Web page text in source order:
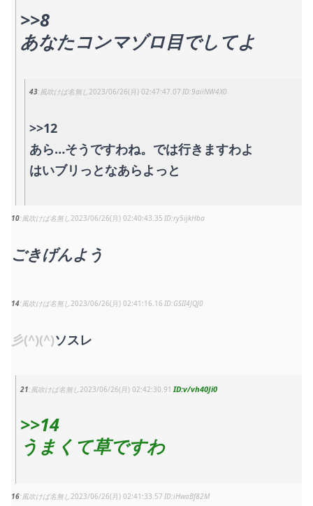
>>8
あなたコンマゾロ目でしてよ
43 風吹けば名無し 2023/06/26(月) 02:47:47.07 9aiiNW4X0
>>12
あら…そうですわね。では行きますわよ
はいブリっとなあらよっと
10 風吹けば名無し 2023/06/26(月) 02:40:43.35 ry5ijkHba
ごきげんよう
14 風吹けば名無し 2023/06/26(月) 02:41:16.16 GSII4JQJ0
彡(^)(^)ソスレ
21 風吹けば名無し 2023/06/26(月) 02:42:30.91 v/vh40Ji0
>>14
うまくて草ですわ
16 風吹けば名無し 2023/06/26(月) 02:41:33.57 iHwaBf82M